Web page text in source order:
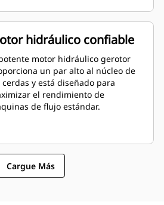
hidráulico confiable
motor hidráulico gerotor
un par alto al núcleo de
cerdas y está diseñado para
el rendimiento de
de flujo estándar.
Cargue Más